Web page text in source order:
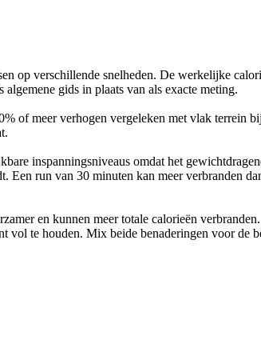
op verschillende snelheden. De werkelijke
gids in plaats van als exacte meting.
of meer verhogen vergeleken met vlak terrein
inspanningsniveaus omdat het
Een run van 30 minuten kan meer verbranden
en kunnen meer totale calorieën
vol te houden. Mix beide benaderingen voor de